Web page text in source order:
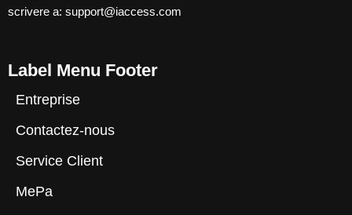
scrivere a: support@iaccess.com
Label Menu Footer
Entreprise
Contactez-nous
Service Client
MePa